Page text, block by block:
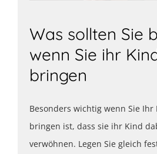
Was sollten Sie
wenn Sie ihr
bringen
Besonders wichtig wenn Sie Ihr
bringen ist, dass sie ihr Kind
verwöhnen. Legen Sie gleich